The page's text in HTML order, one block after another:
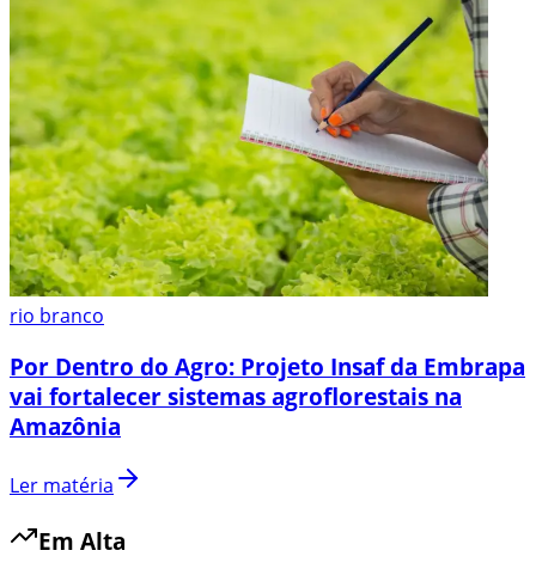
rio branco
Por Dentro do Agro: Projeto Insaf da Embrapa
vai fortalecer sistemas agroflorestais na
Amazônia
Ler matéria
Em Alta